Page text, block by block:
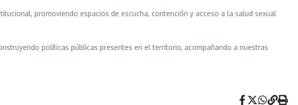
promoviendo espacios de escucha, contención y acceso a la salud sexual
políticas públicas presentes en el territorio, acompañando a nuestras